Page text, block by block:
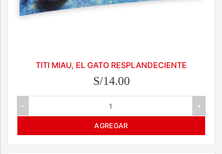
TITI MIAU, EL GATO RESPLANDECIENTE
S/14.00
- +
AGREGAR